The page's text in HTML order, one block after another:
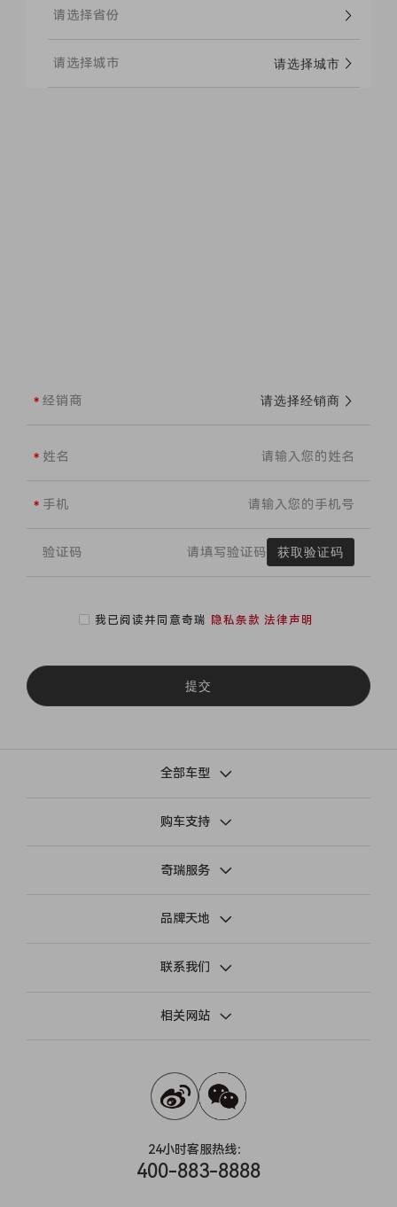
请选择省份
请选择城市
经销商
姓名
手机
验证码 获取验证码
我已阅读并同意奇瑞 隐私条款 法律声明
提交
全部车型
购车支持
奇瑞服务
品牌天地
联系我们
相关网站
24小时客服热线：
400-883-8888